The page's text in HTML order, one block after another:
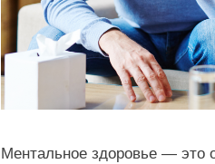
Ментальное здоровье — это